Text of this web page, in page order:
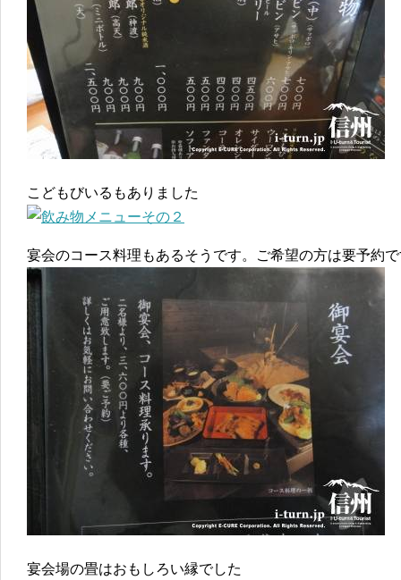
こどもびいるもありました
宴会のコース料理もあるそうです。ご希望の方は要予約
宴会場の畳はおもしろい縁でした